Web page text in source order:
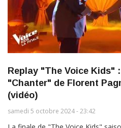
Replay "The Voice Kids"
"Chanter" de Florent
(vidéo)
samedi 5 octobre 2024 - 23:42